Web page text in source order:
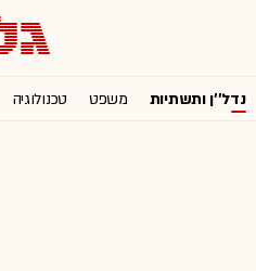
נדל''ן ותשתיות משפט טכנולוגיה